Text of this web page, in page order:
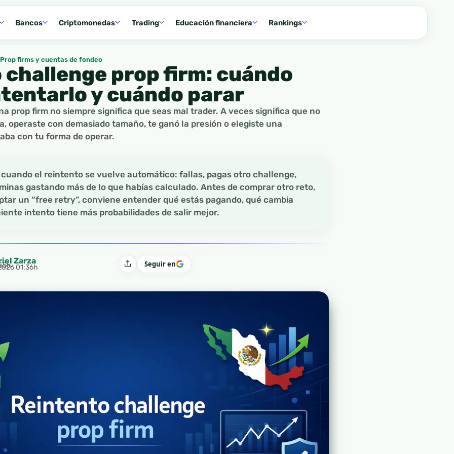
Bancos Criptomonedas Trading Educación financiera Rankings
Prop firms y cuentas de fondeo
prop firm: cuándo
y cuándo parar
prop firm no siempre significa que seas mal trader. A veces significa que no
operaste con demasiado tamaño, te ganó la presión o elegiste una
con tu forma de operar.
cuando el reintento se vuelve automático: fallas, pagas otro challenge,
gastando más de lo que habías calculado. Antes de comprar otro reto,
un “free retry”, conviene entender qué estás pagando, qué cambia
intento tiene más probabilidades de salir mejor.
Zarza
01:36h CompartirSeguir en